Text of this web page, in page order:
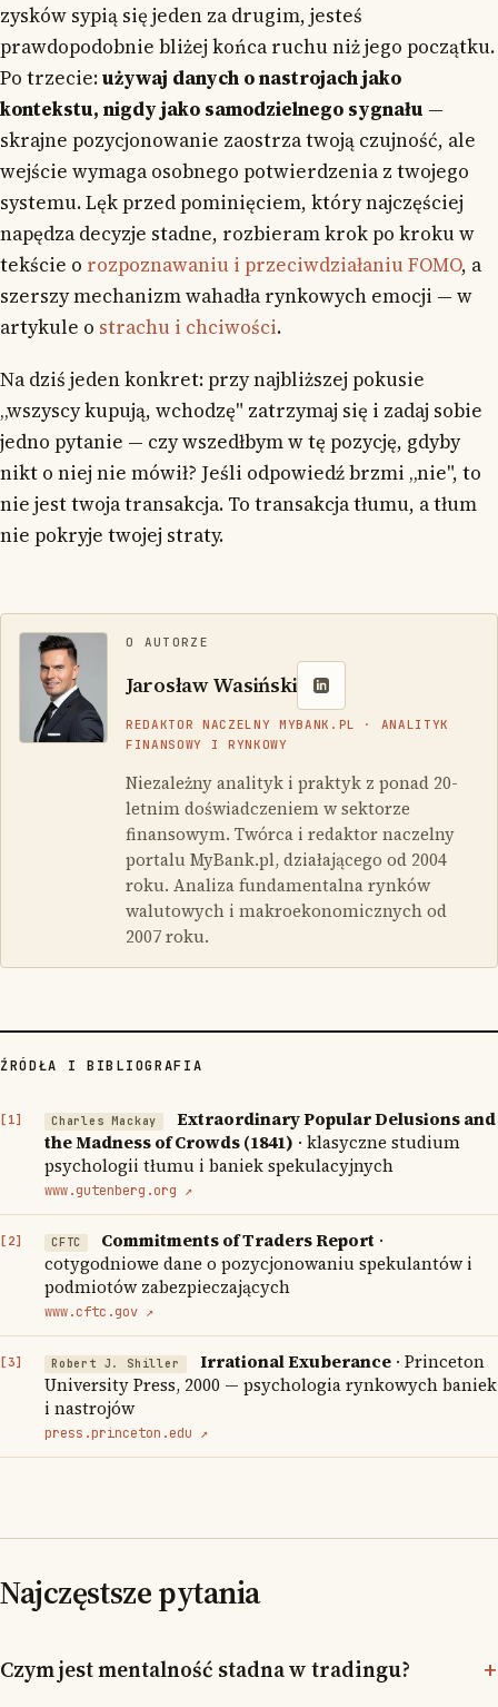
zysków sypią się jeden za drugim, jesteś
prawdopodobnie bliżej końca ruchu niż jego początku.
Po trzecie:używaj danych o nastrojach jako
kontekstu, nigdy jako samodzielnego sygnału —
skrajne pozycjonowanie zaostrza twoją czujność, ale
wejście wymaga osobnego potwierdzenia z twojego
systemu. Lęk przed pominięciem, który najczęściej
napędza decyzje stadne, rozbieram krok po kroku w
tekście o rozpoznawaniu i przeciwdziałaniu FOMO, a
szerszy mechanizm wahadła rynkowych emocji — w
artykule o strachu i chciwości.
Na dziś jeden konkret: przy najbliższej pokusie
„wszyscy kupują, wchodzę" zatrzymaj się i zadaj sobie
jedno pytanie — czy wszedłbym w tę pozycję, gdyby
nikt o niej nie mówił? Jeśli odpowiedź brzmi „nie", to
nie jest twoja transakcja. To transakcja tłumu, a tłum
nie pokryje twojej straty.
O AUTORZE
Jarosław Wasiński
REDAKTOR NACZELNY MYBANK.PL · ANALITYK
FINANSOWY I RYNKOWY
Niezależny analityk i praktyk z ponad 20-
letnim doświadczeniem w sektorze
finansowym. Twórca i redaktor naczelny
portalu MyBank.pl, działającego od 2004
roku. Analiza fundamentalna rynków
walutowych i makroekonomicznych od
2007 roku.
ŹRÓDŁA I BIBLIOGRAFIA
Charles Mackay
Extraordinary Popular Delusions and
the Madness of Crowds (1841) · klasyczne studium
psychologii tłumu i baniek spekulacyjnych
www.gutenberg.org ↗
CFTC Commitments of Traders Report ·
cotygodniowe dane o pozycjonowaniu spekulantów i
podmiotów zabezpieczających
www.cftc.gov ↗
Robert J. Shiller Irrational Exuberance· Princeton
University Press, 2000 — psychologia rynkowych baniek
i nastrojów
press.princeton.edu ↗
Najczęstsze pytania
Czym jest mentalność stadna w tradingu?